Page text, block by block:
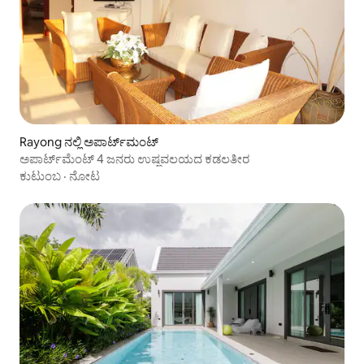
Rayong ನಲ್ಲಿ ಅಪಾರ್ಟ್‌ಮಂಟ್
ಅಪಾರ್ಟ್‌ಮೆಂಟ್ 4 ಜನರು ಉಷ್ಣವಲಯದ ಕಡಲತೀರ
ಕುಟುಂಬ · ನೋಟ